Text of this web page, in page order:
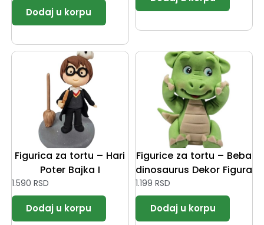
Figurica za tortu – Hari
Poter Bajka I
1.590 RSD
Figurice za tortu – Beba
dinosaurus Dekor Figura
1.199 RSD